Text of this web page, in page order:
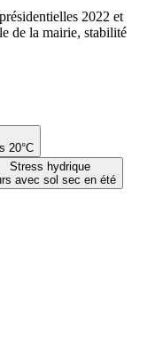
20°C
Stress hydrique
avec sol sec en été
2022 et
de la mairie, stabilité